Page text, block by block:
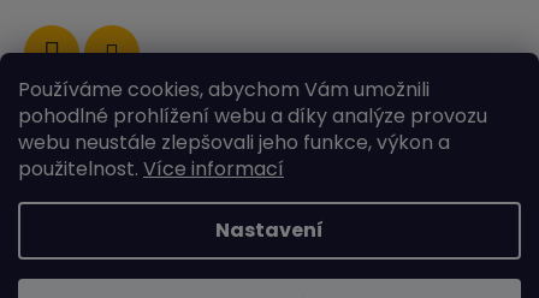
Používáme cookies, abychom Vám umožnili
pohodlné prohlížení webu a díky analýze provozu
webu neustále zlepšovali jeho funkce, výkon a
použitelnost. Více informací
Nastavení
Vytvořil Shoptet